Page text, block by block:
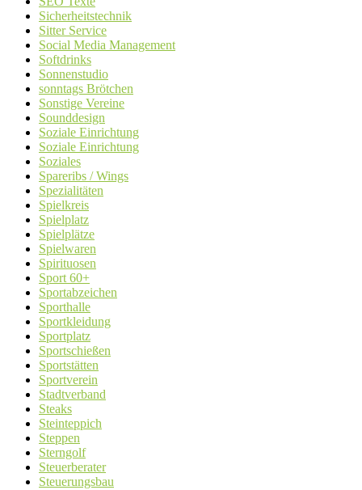
Sicherheitstechnik
Sitter Service
Social Media Management
Softdrinks
Sonnenstudio
sonntags Brötchen
Sonstige Vereine
Sounddesign
Soziale Einrichtung
Soziale Einrichtung
Soziales
Spareribs / Wings
Spezialitäten
Spielkreis
Spielplatz
Spielplätze
Spielwaren
Spirituosen
Sport 60+
Sportabzeichen
Sporthalle
Sportkleidung
Sportplatz
Sportschießen
Sportstätten
Sportverein
Stadtverband
Steaks
Steinteppich
Steppen
Sterngolf
Steuerberater
Steuerungsbau